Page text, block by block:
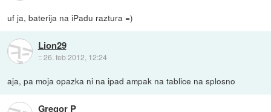
uf ja, baterija na iPadu raztura =)
Lion29
::26. feb 2012, 12:24
aja, pa moja opazka ni na ipad ampak na tablice na splosno
Gregor P